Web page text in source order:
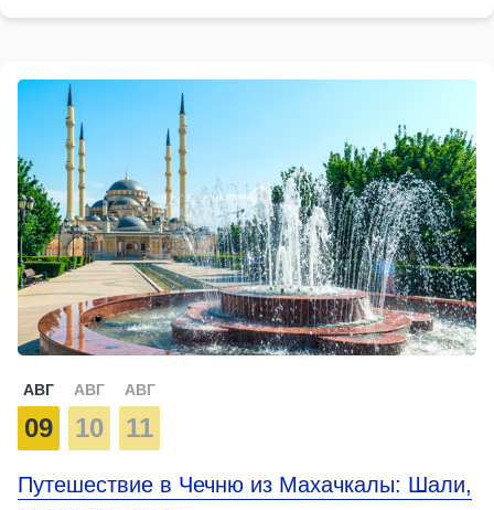
АВГ
09
АВГ
10
АВГ
11
Путешествие в Чечню из Махачкалы: Шали,